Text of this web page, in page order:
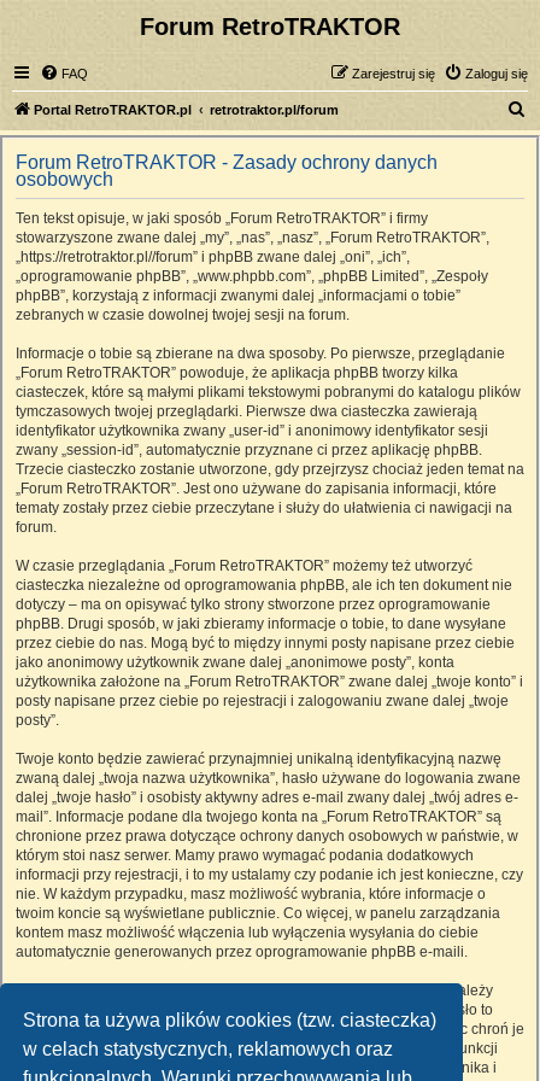
Strona ta używa plików cookies (tzw. ciasteczka)
w celach statystycznych, reklamowych oraz
Forum RetroTRAKTOR
FAQ Zaloguj się
Zarejestruj się
Portal RetroTRAKTOR.pl retrotraktor.pl/forum
z
Forum RetroTRAKTOR - Zasady ochrony danych
osobowych
Ten tekst opisuje, w jaki sposób „Forum RetroTRAKTOR” i firmy
stowarzyszone zwane dalej „my”, „nas”, „nasz”, „Forum RetroTRAKTOR”,
„https://retrotraktor.pl//forum” i phpBB zwane dalej „oni”, „ich”,
„oprogramowanie phpBB”, „www.phpbb.com”, „phpBB Limited”, „Zespoły
phpBB”, korzystają z informacji zwanymi dalej „informacjami o tobie”
zebranych w czasie dowolnej twojej sesji na forum.
Informacje o tobie są zbierane na dwa sposoby. Po pierwsze, przeglądanie
„Forum RetroTRAKTOR” powoduje, że aplikacja phpBB tworzy kilka
ciasteczek, które są małymi plikami tekstowymi pobranymi do katalogu plików
tymczasowych twojej przeglądarki. Pierwsze dwa ciasteczka zawierają
identyfikator użytkownika zwany „user-id” i anonimowy identyfikator sesji
zwany „session-id”, automatycznie przyznane ci przez aplikację phpBB.
Trzecie ciasteczko zostanie utworzone, gdy przejrzysz chociaż jeden temat na
„Forum RetroTRAKTOR”. Jest ono używane do zapisania informacji, które
tematy zostały przez ciebie przeczytane i służy do ułatwienia ci nawigacji na
forum.
W czasie przeglądania „Forum RetroTRAKTOR” możemy też utworzyć
ciasteczka niezależne od oprogramowania phpBB, ale ich ten dokument nie
dotyczy – ma on opisywać tylko strony stworzone przez oprogramowanie
phpBB. Drugi sposób, w jaki zbieramy informacje o tobie, to dane wysyłane
przez ciebie do nas. Mogą być to między innymi posty napisane przez ciebie
jako anonimowy użytkownik zwane dalej „anonimowe posty”, konta
użytkownika założone na „Forum RetroTRAKTOR” zwane dalej „twoje konto” i
posty napisane przez ciebie po rejestracji i zalogowaniu zwane dalej „twoje
posty”.
Twoje konto będzie zawierać przynajmniej unikalną identyfikacyjną nazwę
zwaną dalej „twoja nazwa użytkownika”, hasło używane do logowania zwane
dalej „twoje hasło” i osobisty aktywny adres e-mail zwany dalej „twój adres e-
mail”. Informacje podane dla twojego konta na „Forum RetroTRAKTOR” są
chronione przez prawa dotyczące ochrony danych osobowych w państwie, w
którym stoi nasz serwer. Mamy prawo wymagać podania dodatkowych
informacji przy rejestracji, i to my ustalamy czy podanie ich jest konieczne, czy
nie. W każdym przypadku, masz możliwość wybrania, które informacje o
twoim koncie są wyświetlane publicznie. Co więcej, w panelu zarządzania
kontem masz możliwość włączenia lub wyłączenia wysyłania do ciebie
automatycznie generowanych przez oprogramowanie phpBB e-maili.
Twoje hasło jest zaszyfrowane, więc jest bezpieczne, niemniej nie należy
używać tego samego hasła na różnych witrynach internetowych. Hasło to
umożliwia dostęp do twojego konta na „Forum RetroTRAKTOR”, więc chroń je
i w żadnym wypadku nie podawajnikomu. Jeśli je zapomnisz, użyj funkcji
„Nie pamiętam hasła”. Witryna poprosi cię o podanie nazwy użytkownika i